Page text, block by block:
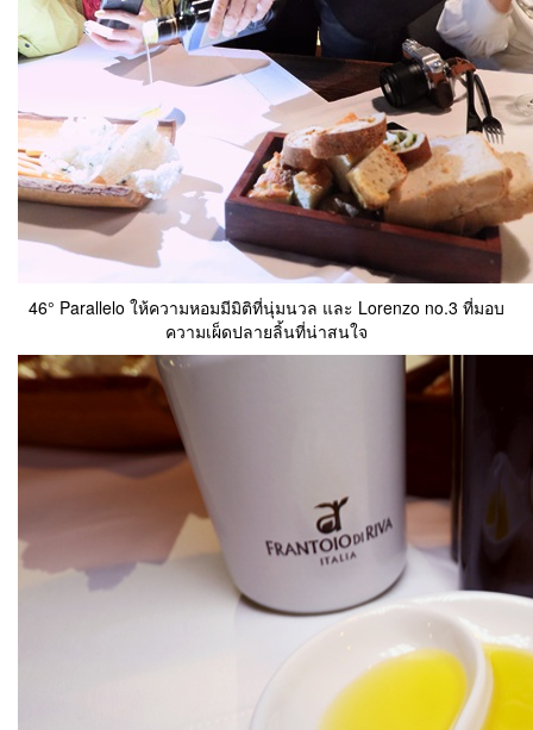
46° Parallelo ให้ความหอมมีมิติที่นุ่มนวล และ Lorenzo no.3 ที่มอบ
ความเผ็ดปลายลิ้นที่น่าสนใจ